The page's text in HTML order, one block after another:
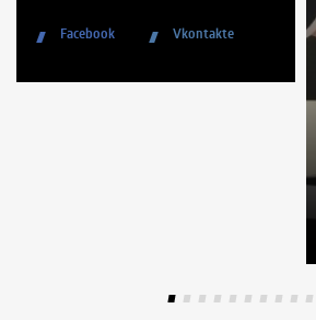
Facebook Vkontakte